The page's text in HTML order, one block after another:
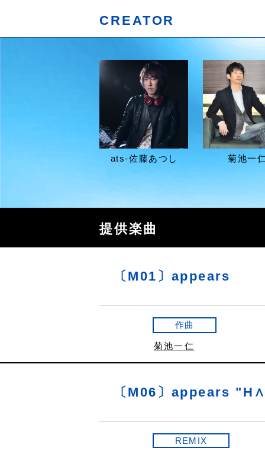
CREATOR
ats-佐藤あつし 菊池一
提供楽曲
〔M01〕appears
作曲
菊池一仁
〔M06〕appears
REMIX